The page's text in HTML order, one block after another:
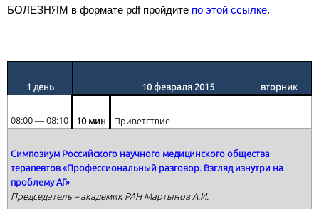
БОЛЕЗНЯМ в формате pdf пройдите по этой ссылке.
1 день 10 февраля 201 5 вторник
08:00 ― 08:10 10 мин Приветствие
Симпозиум Российского научного медицинского общества
терапевтов «Профессиональный разговор. Взгляд изнутри на
проблему АГ»
Председатель – академик РАН Мартынов А.И.